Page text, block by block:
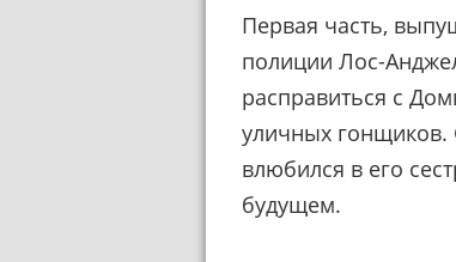
Первая часть,
полиции Лос-
расправиться с
уличных гонщиков.
влюбился в его
будущем.